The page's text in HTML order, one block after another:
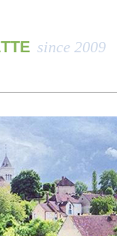
since 2009